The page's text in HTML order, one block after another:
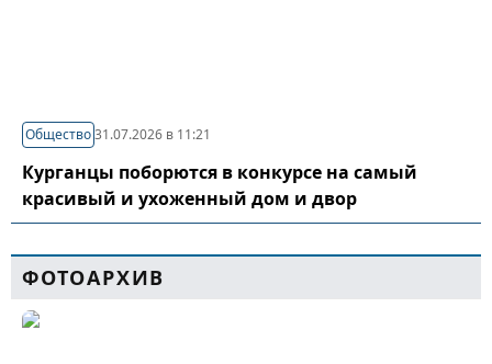
Общество31.07.2026 в 11:21
Курганцы поборются в конкурсе на самый
красивый и ухоженный дом и двор
ФОТОАРХИВ